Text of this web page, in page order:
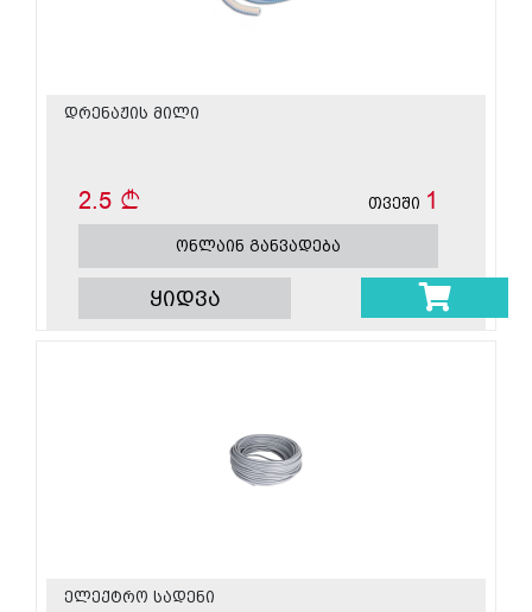
დრენაჟის მილი
2.5 თვეში 1
ონლაინ განვადება
ყიდვა
ელექტრო სადენი